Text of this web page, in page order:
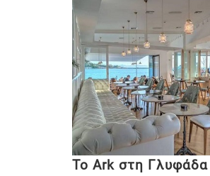
Το Ark στη